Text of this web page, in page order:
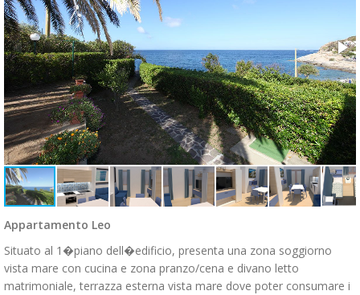
Appartamento Leo
Situato al 1�piano dell�edificio, presenta una zona soggiorno
vista mare con cucina e zona pranzo/cena e divano letto
matrimoniale, terrazza esterna vista mare dove poter consumare i